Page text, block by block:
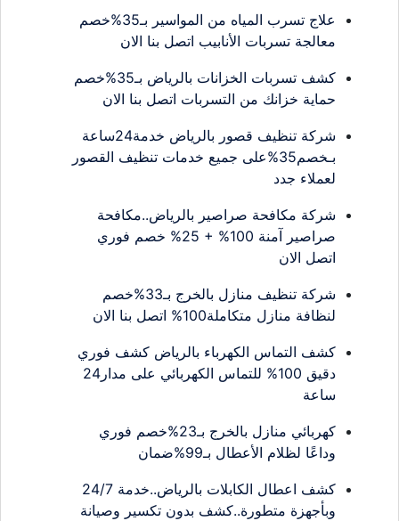
علاج تسرب المياه من المواسير بـ35%خصم
معالجة تسربات الأنابيب اتصل بنا الان
كشف تسربات الخزانات بالرياض بـ35%خصم
حماية خزانك من التسربات اتصل بنا الان
شركة تنظيف قصور بالرياض خدمة24ساعة
بـخصم35%على جميع خدمات تنظيف القصور
لعملاء جدد
شركة مكافحة صراصير بالرياض..مكافحة
صراصير آمنة 100% + 25% خصم فوري
اتصل الان
شركة تنظيف منازل بالخرج بـ33%خصم
لنظافة منازل متكاملة100% اتصل بنا الان
كشف التماس الكهرباء بالرياض كشف فوري
دقيق 100% للتماس الكهربائي على مدار24
ساعة
كهربائي منازل بالخرج بـ23%خصم فوري
وداعًا لظلام الأعطال بـ99%ضمان
كشف اعطال الكابلات بالرياض..خدمة 24/7
وبأجهزة متطورة..كشف بدون تكسير وصيانة